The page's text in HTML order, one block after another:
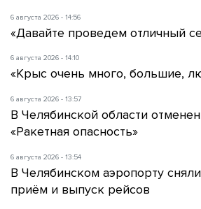
6 августа 2026 - 14:56
«Давайте проведем отличный
6 августа 2026 - 14:10
«Крыс очень много, большие,
6 августа 2026 - 13:57
В Челябинской области
«Ракетная опасность»
6 августа 2026 - 13:54
В Челябинском аэропорту
приём и выпуск рейсов